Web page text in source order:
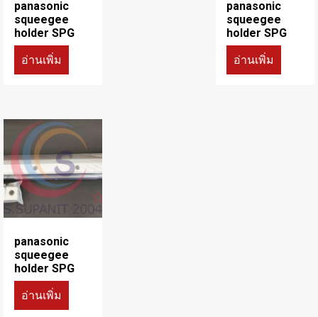
panasonic
squeegee
holder SPG
อ่านเพิ่ม
panasonic
squeegee
holder SPG
อ่านเพิ่ม
panasonic
squeegee
holder SPG
อ่านเพิ่ม